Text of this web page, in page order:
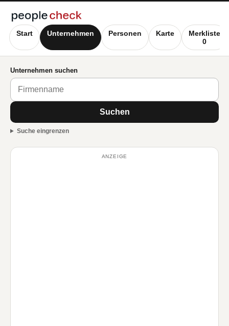
Start Unternehmen Personen Karte
Merkliste
0
Unternehmen suchen
Suchen
Suche eingrenzen
ANZEIGE